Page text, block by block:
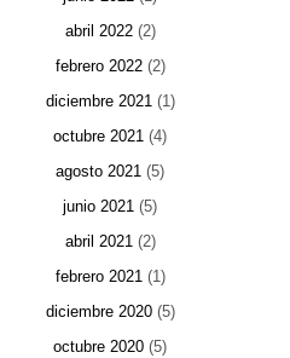
abril 2022(2)
febrero 2022(2)
diciembre 2021(1)
octubre 2021 (4)
agosto 2021 (5)
junio 2021 (5)
abril 2021(2)
febrero 2021(1)
diciembre 2020(5)
octubre 2020 (5)